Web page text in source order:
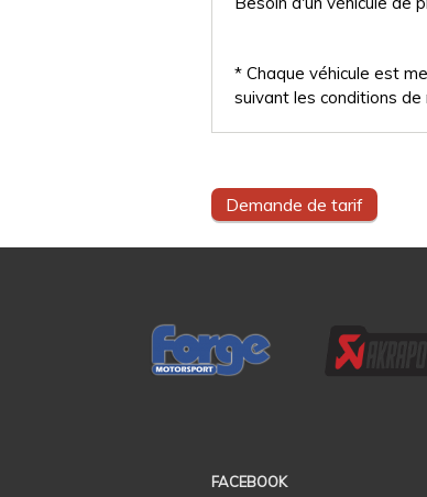
* Chaque véhicule est
suivant les conditions
Demande de tarif
FACEBOOK